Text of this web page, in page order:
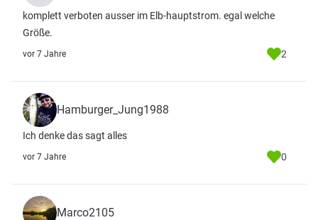
komplett verboten ausser im Elb-hauptstrom. egal welche
Größe.
vor 7 Jahre 2
Hamburger_Jung1988
Ich denke das sagt alles
vor 7 Jahre 0
Marco2105